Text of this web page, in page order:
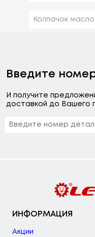
Колпачок
Введите
И получите
доставкой до Вашего
ИНФОРМАЦИЯ
Акции